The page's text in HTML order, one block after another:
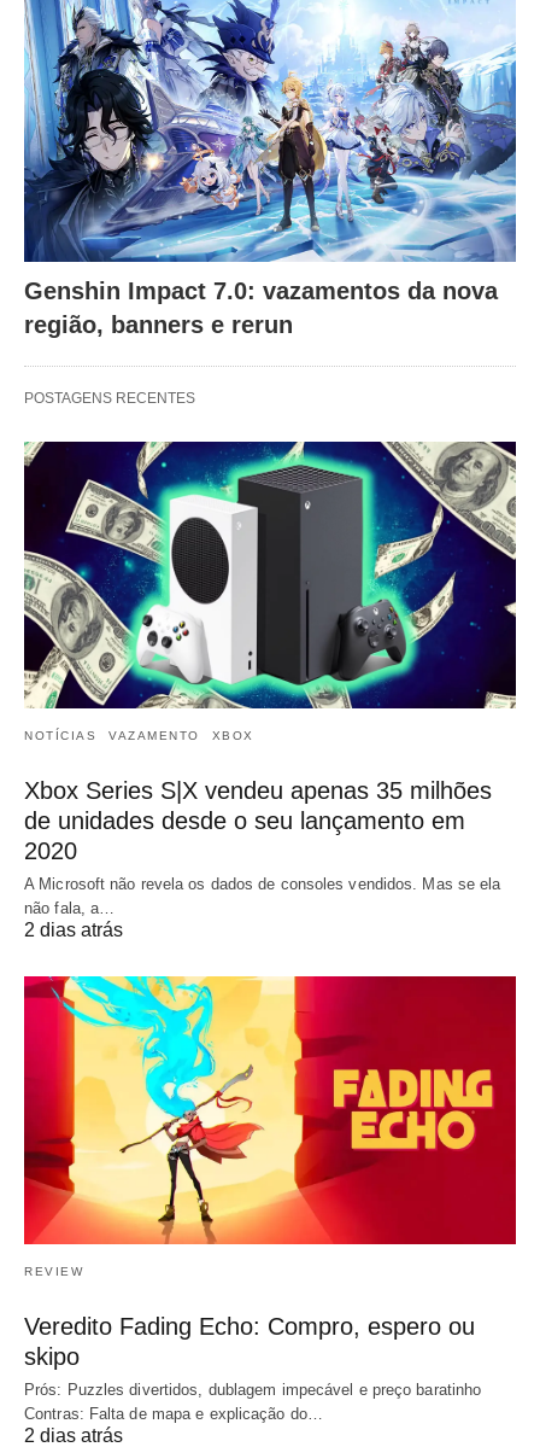
Genshin Impact 7.0: vazamentos da nova
região, banners e rerun
POSTAGENS RECENTES
NOTÍCIAS VAZAMENTO XBOX
Xbox Series S|X vendeu apenas 35 milhões
de unidades desde o seu lançamento em
2020
A Microsoft não revela os dados de consoles vendidos. Mas se ela
não fala, a…
2 dias atrás
REVIEW
Veredito Fading Echo: Compro, espero ou
skipo
Prós: Puzzles divertidos, dublagem impecável e preço baratinho
Contras: Falta de mapa e explicação do…
2 dias atrás